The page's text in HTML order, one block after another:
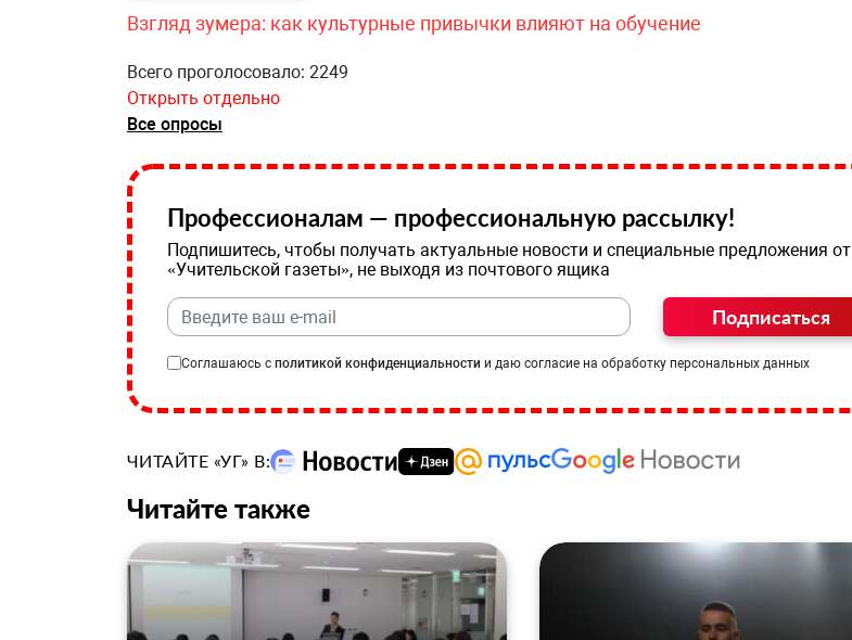
Взгляд зумера: как культурные привычки влияют на обучение
Всего проголосовало: 2249
Открыть отдельно
Все опросы
Профессионалам — профессиональную рассылку!
Подпишитесь, чтобы получать актуальные новости и специальные предложения от
«Учительской газеты», не выходя из почтового ящика
Подписаться
Соглашаюсь с политикой конфиденциальности и даю согласие на обработку персональных данных
ЧИТАЙТЕ «УГ» В:
Читайте также